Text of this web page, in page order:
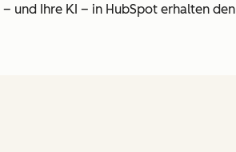
und Ihre KI – in HubSpot erhalten den